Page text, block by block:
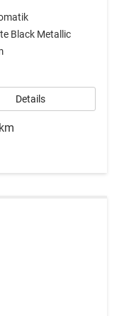
Black Metallic
Details